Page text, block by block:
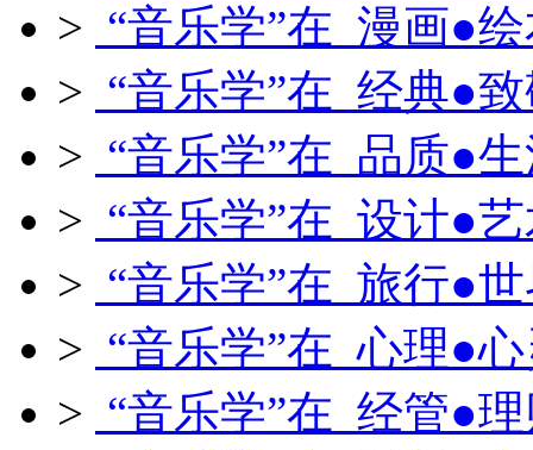
> “音乐学”在 漫画●
> “音乐学”在 经典●
> “音乐学”在 品质●
> “音乐学”在 设计●
> “音乐学”在 旅行●
> “音乐学”在 心理●
> “音乐学”在 经管●